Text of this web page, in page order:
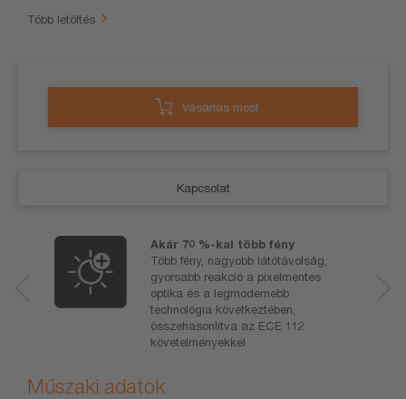
Több letöltés
Vásárlás most
Kapcsolat
Akár 70 %-kal több fény
Több fény, nagyobb látótávolság,
gyorsabb reakció a pixelmentes
optika és a legmodernebb
technológia következtében,
összehasonlítva az ECE 112
követelményekkel
Műszaki adatok